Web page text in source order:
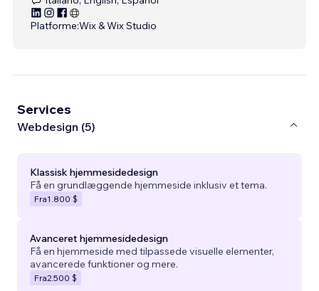
Platforme:Wix & Wix Studio
Services
Webdesign (5)
Klassisk hjemmesidedesign
Få en grundlæggende hjemmeside inklusiv et tema.
Fra1.800 $
Avanceret hjemmesidedesign
Få en hjemmeside med tilpassede visuelle elementer,
avancerede funktioner og mere.
Fra2.500 $